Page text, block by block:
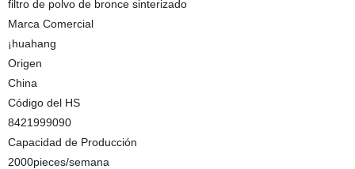
filtro de polvo de bronce sinterizado
Marca Comercial
¡huahang
Origen
China
Código del HS
8421999090
Capacidad de Producción
2000pieces/semana